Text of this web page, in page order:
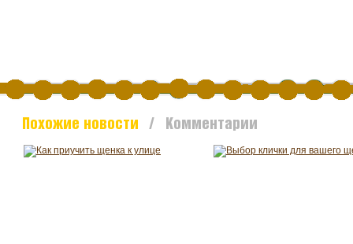
Похожие новости / Комментарии